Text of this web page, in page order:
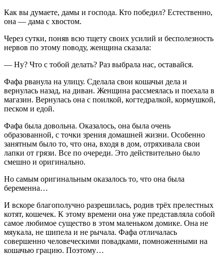
Как вы думаете, дамы и господа. Кто победил? Естественно,
она — дама с хвостом.
Через сутки, поняв всю тщету своих усилий и бесполезность
нервов по этому поводу, женщина сказала:
— Ну? Что с тобой делать? Раз выбрала нас, оставайся.
Фафа рванула на улицу. Сделала свои кошачьи дела и
вернулась назад, на диван. Женщина рассмеялась и поехала в
магазин. Вернулась она с поилкой, когтедралкой, кормушкой,
песком и едой.
Фафа была довольна. Оказалось, она была очень
образованной, с точки зрения домашней жизни. Особенно
занятным было то, что она, входя в дом, отряхивала свои
лапки от грязи. Все по очереди. Это действительно было
смешно и оригинально.
Но самым оригинальным оказалось то, что она была
беременна…
И вскоре благополучно разрешилась, родив трёх прелестных
котят, кошечек. К этому времени она уже представляла собой
самое любимое существо в этом маленьком домике. Она не
мяукала, не шипела и не рычала. Фафа отличалась
совершенно человеческими повадками, помноженными на
кошачью грацию. Поэтому…